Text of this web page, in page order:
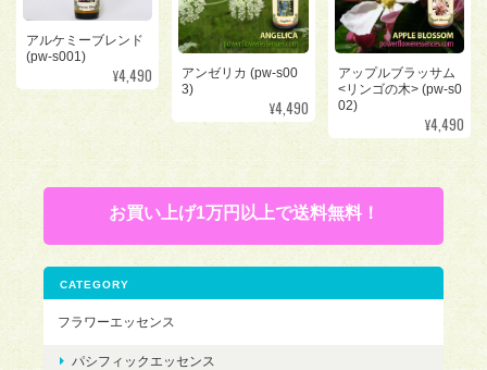
アルケミーブレンド
(pw-s001)
¥4,490
アンゼリカ (pw-s00
3)
¥4,490
アップルブラッサム
<リンゴの木> (pw-s0
02)
¥4,490
お買い上げ1万円以上で送料無料！
CATEGORY
フラワーエッセンス
パシフィックエッセンス